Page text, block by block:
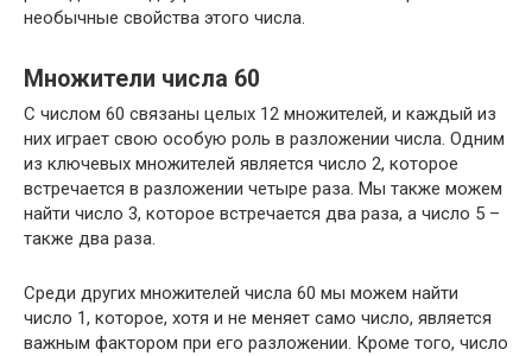
необычные свойства этого числа.
Множители числа 60
С числом 60 связаны целых 12 множителей, и каждый из
них играет свою особую роль в разложении числа. Одним
из ключевых множителей является число 2, которое
встречается в разложении четыре раза. Мы также можем
найти число 3, которое встречается два раза, а число 5 –
также два раза.
Среди других множителей числа 60 мы можем найти
число 1, которое, хотя и не меняет само число, является
важным фактором при его разложении. Кроме того, число